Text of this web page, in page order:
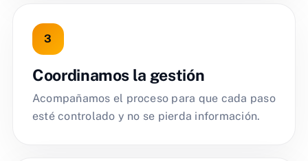
Coordinamos la gestión
Acompañamos el proceso para que cada paso
esté controlado y no se pierda información.